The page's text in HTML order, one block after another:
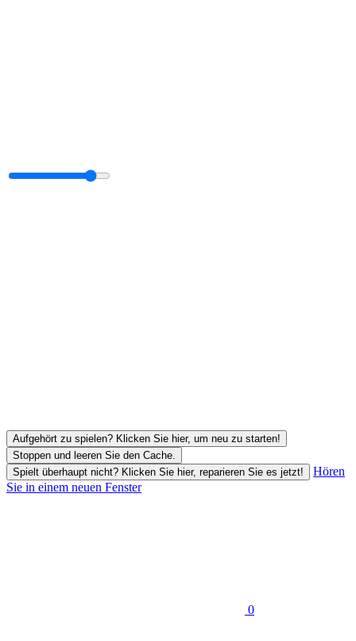
Aufgehört zu spielen? Klicken Sie hier, um neu zu starten!
Stoppen und leeren Sie den Cache.
Spielt überhaupt nicht? Klicken Sie hier, reparieren Sie es jetzt!
Hören
Sie in einem neuen Fenster
0